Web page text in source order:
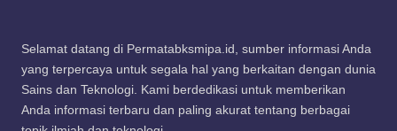
Selamat datang di Permatabksmipa.id, sumber informasi Anda
yang terpercaya untuk segala hal yang berkaitan dengan dunia
Sains dan Teknologi. Kami berdedikasi untuk memberikan
Anda informasi terbaru dan paling akurat tentang berbagai